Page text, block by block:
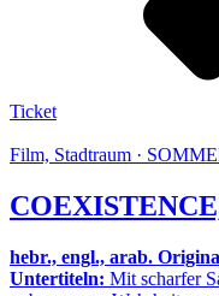
Ticket
Film, Stadtraum ·
hebr., engl., arab.
Untertiteln: Mit scharfer